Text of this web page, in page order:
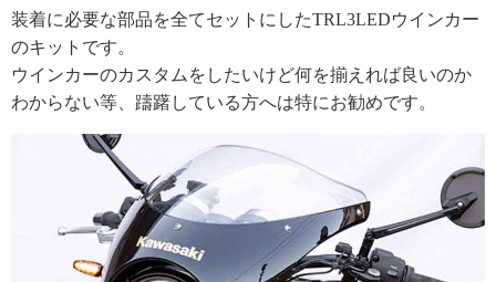
装着に必要な部品を全てセットにしたTRL3LEDウインカー
のキットです。
ウインカーのカスタムをしたいけど何を揃えれば良いのか
わからない等、躊躇している方へは特にお勧めです。